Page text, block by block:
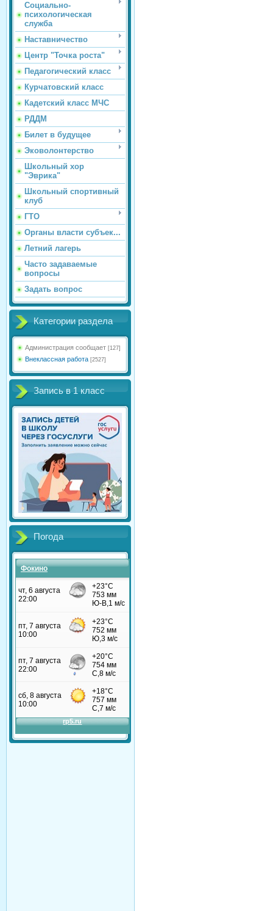
Социально-
психологическая
служба
Наставничество
Центр "Точка роста"
Педагогический класс
Курчатовский класс
Кадетский класс МЧС
РДДМ
Билет в будущее
Эковолонтерство
Школьный хор
"Эврика"
Школьный спортивный
клуб
ГТО
Органы власти субъек...
Летний лагерь
Часто задаваемые
вопросы
Задать вопрос
Категории раздела
Администрация сообщает [127]
Внеклассная работа [2527]
Запись в 1 класс
Погода
Фокино